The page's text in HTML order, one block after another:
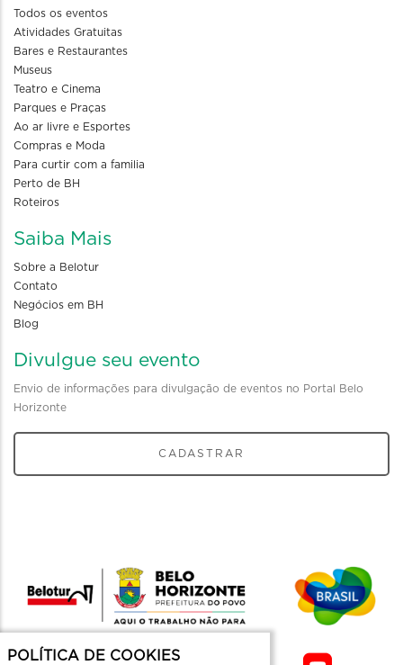
Todos os eventos
Atividades Gratuitas
Bares e Restaurantes
Museus
Teatro e Cinema
Parques e Praças
Ao ar livre e Esportes
Compras e Moda
Para curtir com a familia
Perto de BH
Roteiros
Saiba Mais
Sobre a Belotur
Contato
Negócios em BH
Blog
Divulgue seu evento
Envio de informações para divulgação de eventos no Portal Belo
Horizonte
CADASTRAR
POLÍTICA DE COOKIES